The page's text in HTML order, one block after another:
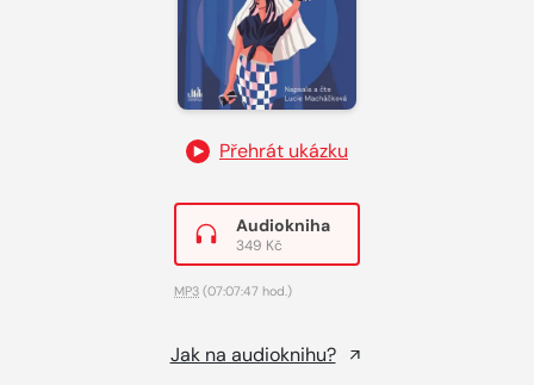
Přehrát ukázku
Audiokniha
349 Kč
MP3 (07:07:47 hod.)
Jak na audioknihu?